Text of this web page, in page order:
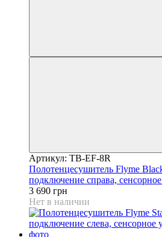
Артикул: TB-EF-8R
Полотенцесушитель Flyme
подключение справа,
3 690 грн
Нет в наличии